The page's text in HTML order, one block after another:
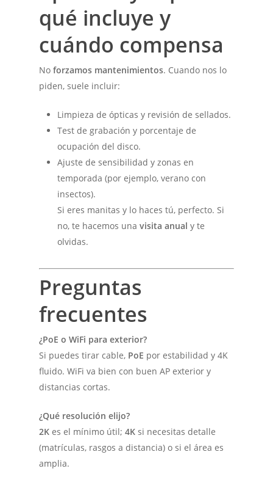
qué incluye y
cuándo compensa
Noforzamos mantenimientos. Cuando nos lo
piden, suele incluir:
Limpieza de ópticas y revisión de sellados.
Test de grabación y porcentaje de
ocupación del disco.
Ajuste de sensibilidad y zonas en
temporada (por ejemplo, verano con
insectos).
Si eres manitas y lo haces tú, perfecto. Si
no, te hacemos unavisita anual y te
olvidas.
Preguntas
frecuentes
¿PoE o WiFi para exterior?
Si puedes tirar cable, PoE por estabilidad y 4K
fluido. WiFi va bien con buen AP exterior y
distancias cortas.
¿Qué resolución elijo?
2K es el mínimo útil;4K si necesitas detalle
(matrículas, rasgos a distancia) o si el área es
amplia.